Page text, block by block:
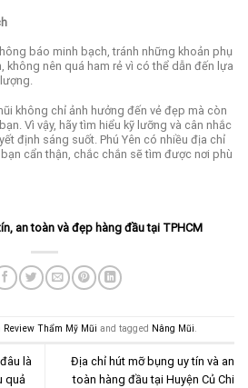
báo minh bạch, tránh những khoản phụ
không nên quá ham rẻ vì có thể dẫn đến lựa
không chỉ ảnh hưởng đến vẻ đẹp mà còn
Vì vậy, hãy tìm hiểu kỹ lưỡng và cân nhắc
định sáng suốt. Phú Yên có nhiều địa chỉ
cẩn thận, chắc chắn sẽ tìm được nơi phù
an toàn và đẹp hàng đầu tại TPHCM
Review Thẩm Mỹ Mũi and tagged Nâng Mũi.
là
quả
Địa chỉ hút mỡ bụng uy tín và an
toàn hàng đầu tại Huyện Củ Chi